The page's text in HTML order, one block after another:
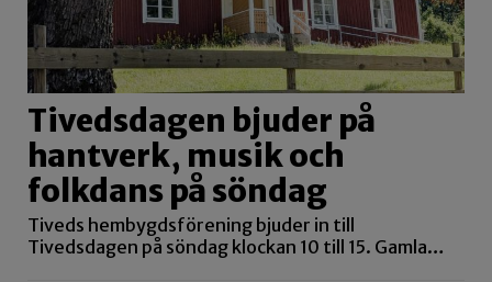
Tivedsdagen bjuder på
hantverk, musik och
folkdans på söndag
Tiveds hembygdsförening bjuder in till
Tivedsdagen på söndag klockan 10 till 15. Gamla…